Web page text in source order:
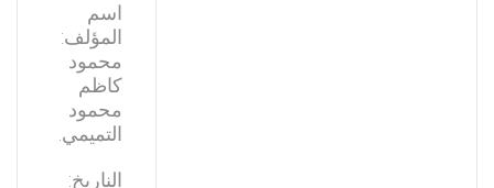
اسم
المؤلف:
محمود
كاظم
محمود
التميمي.
الناريخ: